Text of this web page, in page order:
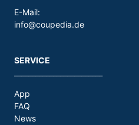
E-Mail:
info@coupedia.de
SERVICE
App
FAQ
News